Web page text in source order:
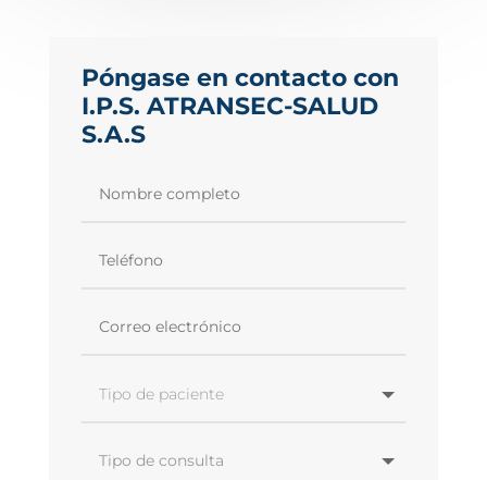
Póngase en contacto con
I.P.S. ATRANSEC-SALUD
S.A.S